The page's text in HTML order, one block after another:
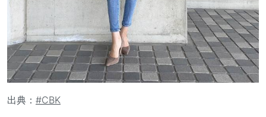
出典： #CBK